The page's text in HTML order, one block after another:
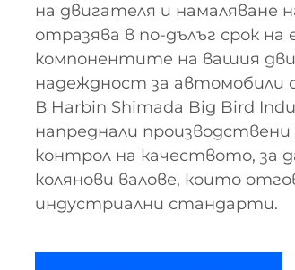
на двигателя и намаляване
отразява в по-дълъг срок на
компонентите на вашия
надеждност за автомобили
В Harbin Shimada Big Bird
напреднали
контрол на качеството, за
колянови валове, които
индустриални стандарти.